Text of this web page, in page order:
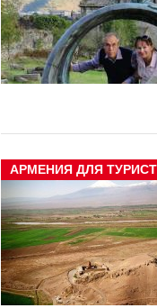
АРМЕНИЯ ДЛЯ